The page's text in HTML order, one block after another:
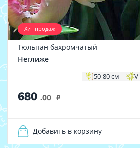
Хит продаж
Тюльпан бахромчатый
Неглиже
50-80 см V
680 .00 i
Добавить в корзину